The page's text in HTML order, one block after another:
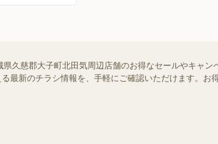
久慈郡大子町北田気周辺店舗のお得なセールやキャン
最新のチラシ情報を、手軽にご確認いただけます。お